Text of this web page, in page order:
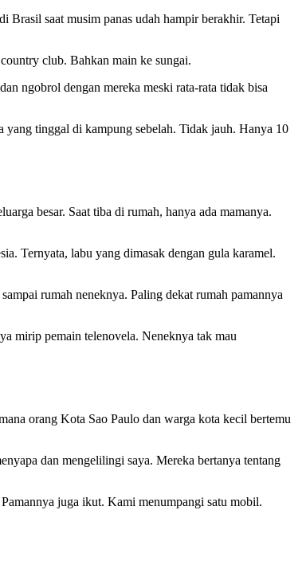
Brasil saat musim panas udah hampir berakhir. Tetapi
club. Bahkan main ke sungai.
ngobrol dengan mereka meski rata-rata tidak bisa
yang tinggal di kampung sebelah. Tidak jauh. Hanya 10
besar. Saat tiba di rumah, hanya ada mamanya.
Ternyata, labu yang dimasak dengan gula karamel.
rumah neneknya. Paling dekat rumah pamannya
mirip pemain telenovela. Neneknya tak mau
orang Kota Sao Paulo dan warga kota kecil bertemu
dan mengelilingi saya. Mereka bertanya tentang
juga ikut. Kami menumpangi satu mobil.